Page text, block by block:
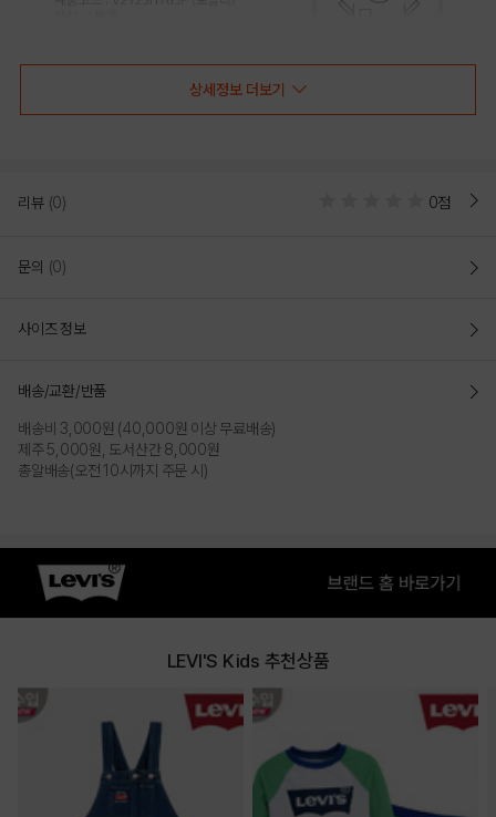
상세정보 더보기
리뷰 (0) 0점
문의 (0)
사이즈 정보
배송/교환/반품
배송비 3,000원 (40,000원 이상 무료배송)
제주 5,000원, 도서산간 8,000원
총알배송(오전 10시까지 주문 시)
LEVI'S Kids 추천상품